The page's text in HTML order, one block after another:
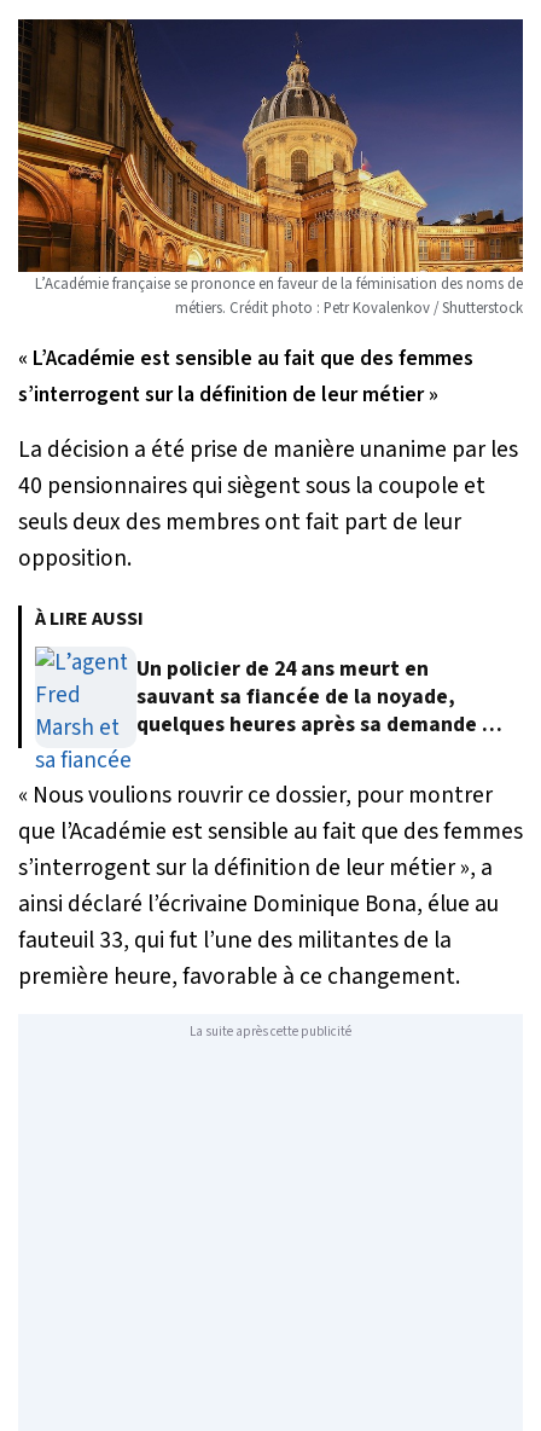
L’Académie française se prononce en faveur de la féminisation des noms de
métiers. Crédit photo : Petr Kovalenkov / Shutterstock
« L’Académie est sensible au fait que des femmes
s’interrogent sur la définition de leur métier »
La décision a été prise de manière unanime par les
40 pensionnaires qui siègent sous la coupole et
seuls deux des membres ont fait part de leur
opposition.
À LIRE AUSSI
Un policier de 24 ans meurt en
sauvant sa fiancée de la noyade,
quelques heures après sa demande en
« Nous voulions rouvrir ce dossier, pour montrer
que l’Académie est sensible au fait que des femmes
s’interrogent sur la définition de leur métier», a
ainsi déclaré l’écrivaine Dominique Bona, élue au
fauteuil 33, qui fut l’une des militantes de la
première heure, favorable à ce changement.
La suite après cette publicité